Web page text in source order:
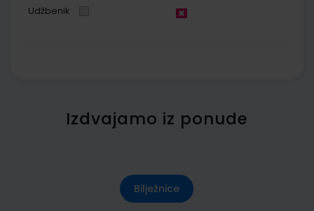
Udžbenik
Izdvajamo iz ponude
Bilježnice